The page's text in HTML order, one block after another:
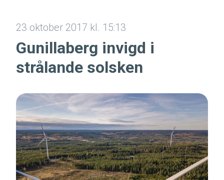
23 oktober 2017 kl. 15:13
Gunillaberg invigd i
strålande solsken